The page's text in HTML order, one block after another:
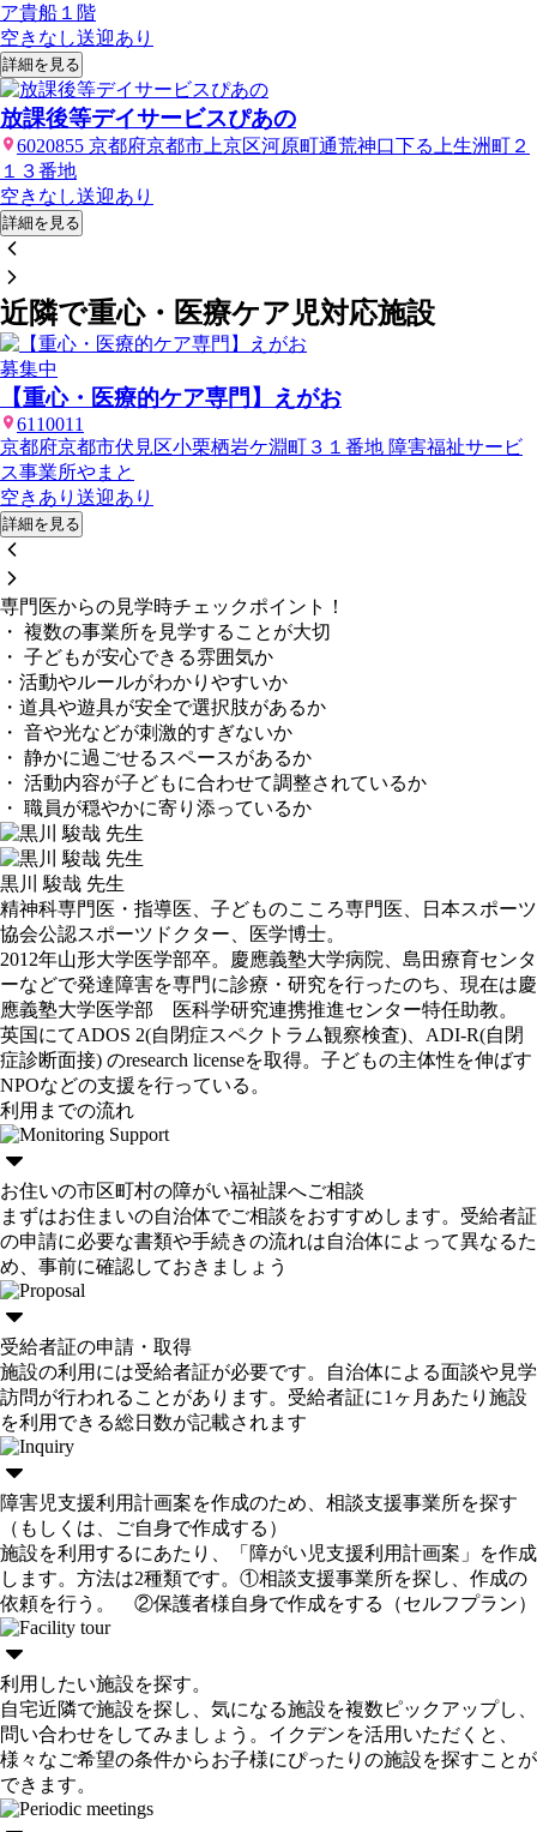
ア貴船１階
空きなし送迎あり
詳細を見る
放課後等デイサービスぴあの
6020855 京都府京都市上京区河原町通荒神口下る上生洲町２
１３番地
空きなし送迎あり
詳細を見る
近隣で重心・医療ケア児対応施設
募集中
【重心・医療的ケア専門】えがお
6110011
京都府京都市伏見区小栗栖岩ケ淵町３１番地 障害福祉サービ
ス事業所やまと
空きあり 送迎あり
詳細を見る
専門医からの見学時チェックポイント！
・ 複数の事業所を見学することが大切
・ 子どもが安心できる雰囲気か
・活動やルールがわかりやすいか
・道具や遊具が安全で選択肢があるか
・ 音や光などが刺激的すぎないか
・ 静かに過ごせるスペースがあるか
・ 活動内容が子どもに合わせて調整されているか
・ 職員が穏やかに寄り添っているか
黒川 駿哉 先生
精神科専門医・指導医、子どものこころ専門医、日本スポーツ
協会公認スポーツドクター、医学博士。
2012年山形大学医学部卒。慶應義塾大学病院、島田療育センタ
ーなどで発達障害を専門に診療・研究を行ったのち、現在は慶
應義塾大学医学部 医科学研究連携推進センター特任助教。
英国にてADOS 2(自閉症スペクトラム観察検査)、ADI-R(自閉
症診断面接) のresearch licenseを取得。子どもの主体性を伸ばす
NPOなどの支援を行っている。
利用までの流れ
お住いの市区町村の障がい福祉課へご相談
まずはお住まいの自治体でご相談をおすすめします。受給者証
の申請に必要な書類や手続きの流れは自治体によって異なるた
め、事前に確認しておきましょう
受給者証の申請・取得
施設の利用には受給者証が必要です。自治体による面談や見学
訪問が行われることがあります。受給者証に1ヶ月あたり施設
を利用できる総日数が記載されます
障害児支援利用計画案を作成のため、相談支援事業所を探す
（もしくは、ご自身で作成する）
施設を利用するにあたり、「障がい児支援利用計画案」を作成
します。方法は2種類です。①相談支援事業所を探し、作成の
依頼を行う。 ②保護者様自身で作成をする（セルフプラン）
利用したい施設を探す。
自宅近隣で施設を探し、気になる施設を複数ピックアップし、
問い合わせをしてみましょう。イクデンを活用いただくと、
様々なご希望の条件からお子様にぴったりの施設を探すことが
できます。